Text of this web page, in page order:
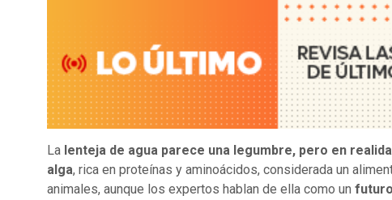
La lenteja de agua parece una legumbre, pero en
alga, rica en proteínas y aminoácidos, considerada un
animales, aunque los expertos hablan de ella como un